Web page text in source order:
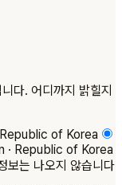
다. 어디까지 밝힐지
of Korea
· Republic of Korea
보는 나오지 않습니다